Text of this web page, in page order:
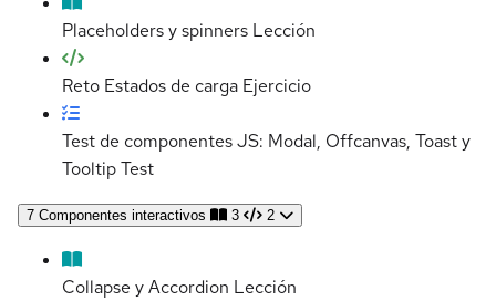
Placeholders y spinners Lección
Reto Estados de carga Ejercicio
Test de componentes JS: Modal, Offcanvas, Toast y
TooltipTest
7 Componentes interactivos 3 2
Collapse y Accordion Lección